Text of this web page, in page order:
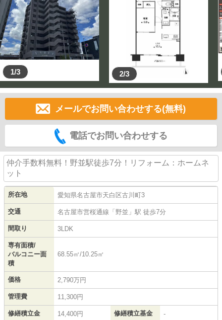
1/3 2/3
メールでお問い合わせする(無料)
電話でお問い合わせする
仲介手数料無料！野並駅徒歩7分！リフォーム：ホームネ
ット
所在地 愛知県名古屋市天白区古川町3
交通 名古屋市営桜通線 「 野並 」駅 徒歩7分
間取り 3LDK
専有面積/
バルコニー面
積
68.55㎡/10.25㎡
価格 2,790万円
管理費 11,300円
修繕積立金 14,400円 修繕積立基金 -